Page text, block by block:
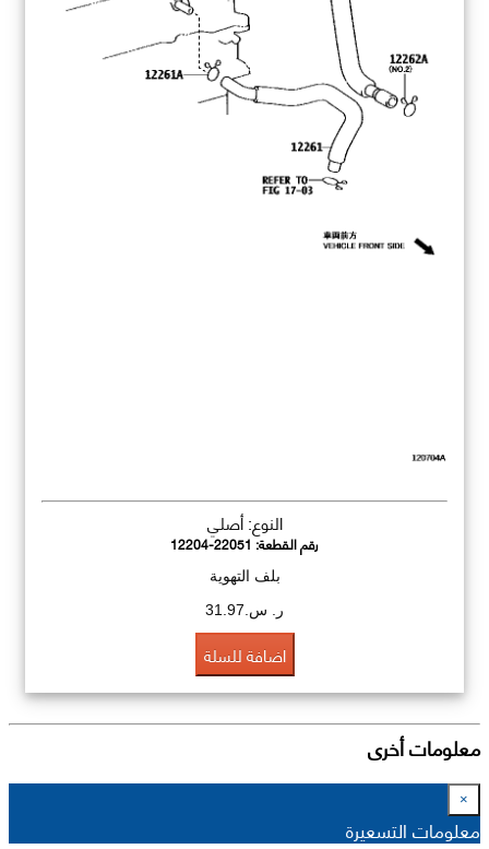
النوع: أصلي
رقم القطعة:12204-22051
بلف التهوية
ر. س.31.97
اضافة للسلة
معلومات أخرى
×
معلومات التسعيرة